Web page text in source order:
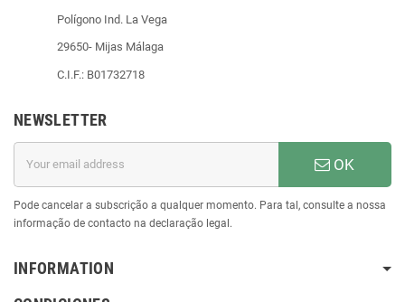
Polígono Ind. La Vega
29650- Mijas Málaga
C.I.F.: B01732718
NEWSLETTER
OK
Pode cancelar a subscrição a qualquer momento. Para tal, consulte a nossa
informação de contacto na declaração legal.
INFORMATION